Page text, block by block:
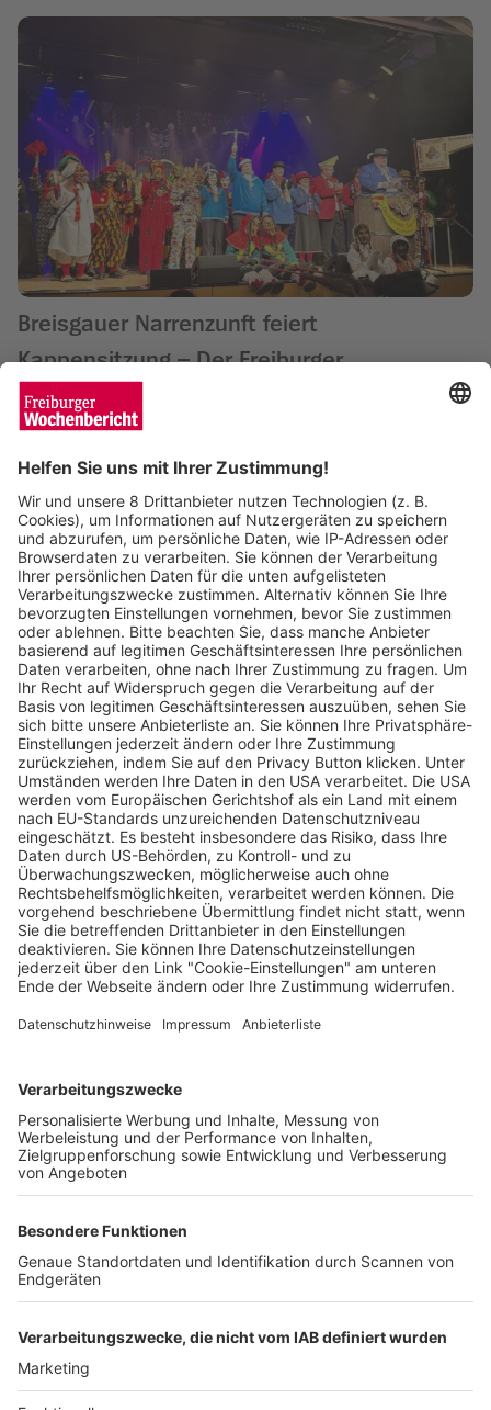
Breisgauer Narrenzunft feiert
Kappensitzung – Der Freiburger
Wochenbericht verlost Tickets
Kinotipp: „Freakier Friday“ – späte
Fortsetzung der Kultkomödie
Wochenbericht 05.08.2025
Freiburger Wochenbericht
Der Wochenbericht
wurde zum 31. Juli 2026
eingestellt.
News